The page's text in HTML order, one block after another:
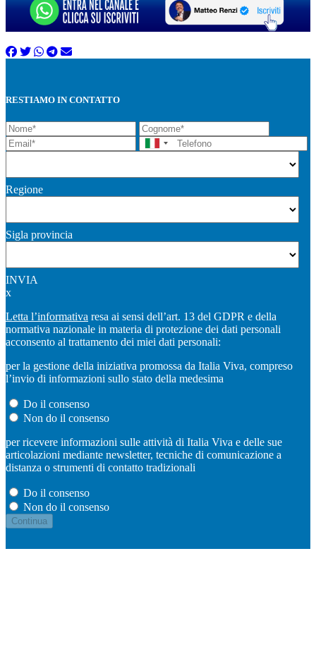
RESTIAMO IN CONTATTO
Regione
Sigla provincia
INVIA
x
Letta l’informativa resa ai sensi dell’art. 13 del GDPR e della
normativa nazionale in materia di protezione dei dati personali
acconsento al trattamento dei miei dati personali:
per la gestione della iniziativa promossa da Italia Viva, compreso
l’invio di informazioni sullo stato della medesima
Do il consenso
Non do il consenso
per ricevere informazioni sulle attività di Italia Viva e delle sue
articolazioni mediante newsletter, tecniche di comunicazione a
distanza o strumenti di contatto tradizionali
Do il consenso
Non do il consenso